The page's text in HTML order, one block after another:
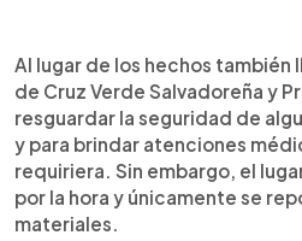
Al lugar de los hechos también
de Cruz Verde Salvadoreña y
resguardar la seguridad de
y para brindar atenciones
requiriera. Sin embargo, el
por la hora y únicamente se
materiales.